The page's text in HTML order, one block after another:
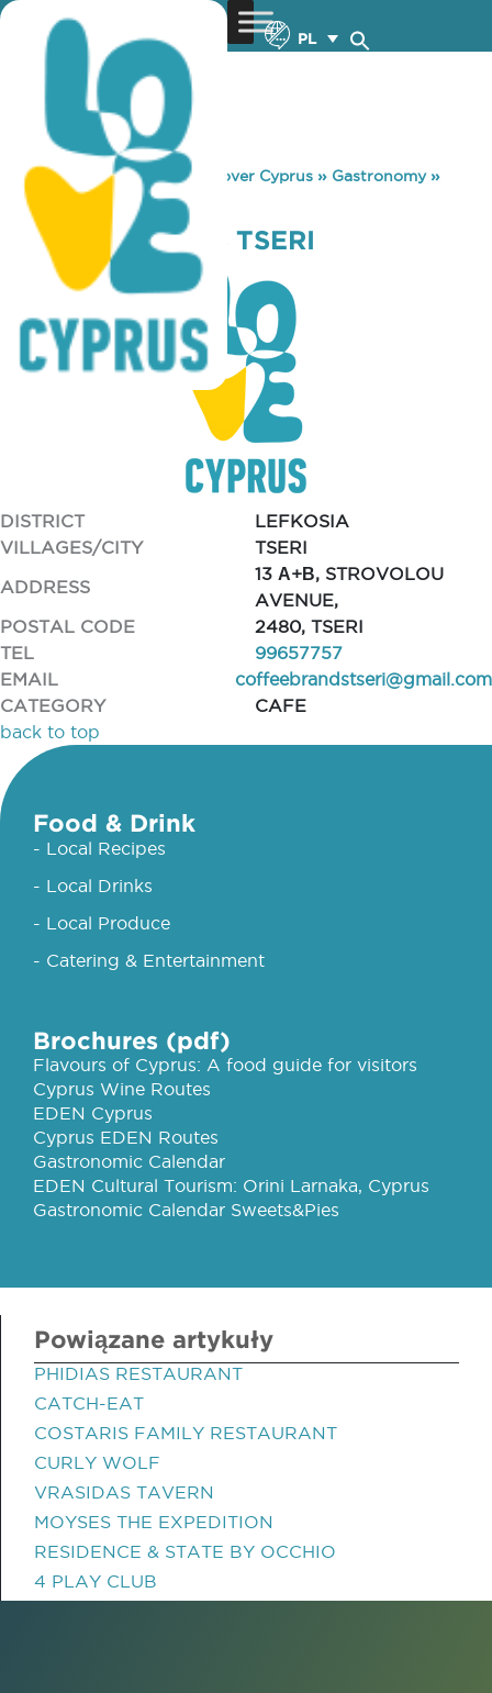
PL
You are here: Home »Discover Cyprus » Gastronomy»
COFFEEBRANDS TSERI
COFFEEBRANDS TSERI
DISTRICT
LEFKOSIA
VILLAGES/CITY
TSERI
ADDRESS
13 Α+Β, STROVOLOU
AVENUE,
POSTAL CODE
2480, TSERI
TEL
99657757
EMAIL
coffeebrandstseri@gmail.com
CATEGORY
CAFE
back to top
Food & Drink
- Local Recipes
- Local Drinks
- Local Produce
- Catering & Entertainment
Brochures (pdf)
Flavours of Cyprus: A food guide for visitors
Cyprus Wine Routes
EDEN Cyprus
Cyprus EDEN Routes
Gastronomic Calendar
EDEN Cultural Tourism: Orini Larnaka, Cyprus
Gastronomic Calendar Sweets&Pies
Powiązane artykuły
PHIDIAS RESTAURANT
CATCH-EAT
COSTARIS FAMILY RESTAURANT
CURLY WOLF
VRASIDAS TAVERN
MOYSES THE EXPEDITION
RESIDENCE & STATE BY OCCHIO
4 PLAY CLUB